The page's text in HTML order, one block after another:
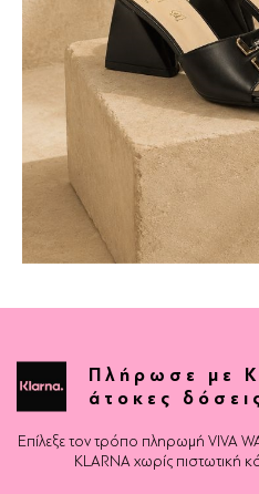
Πλήρωσε με
άτοκες
Επίλεξε τον τρόπο πληρωμή VIVA
KLARNA χωρίς πιστωτική